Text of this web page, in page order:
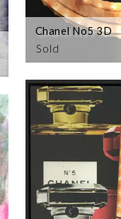
Sold
Chanel No5 3D